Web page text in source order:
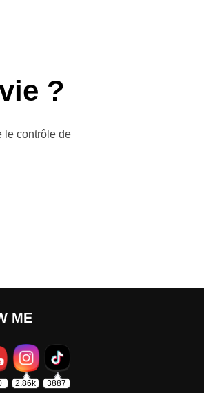
?
le contrôle de
ME
2.86k 3887